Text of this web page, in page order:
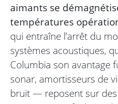
aimants se
températures
qui entraîne l’arrêt du
systèmes acoustiques,
Columbia son
sonar, amortisseurs de
bruit — reposent sur